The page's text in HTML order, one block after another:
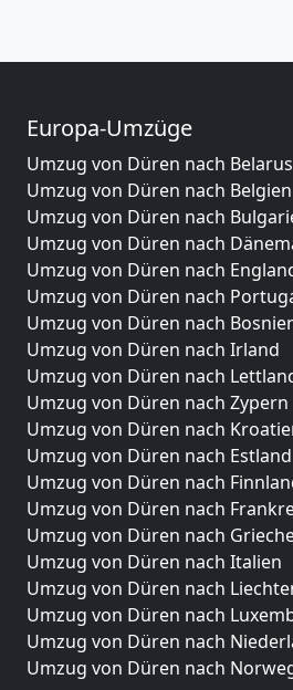
Europa-Umzüge
Umzug von Düren nach Belarus
Umzug von Düren nach Belgien
Umzug von Düren nach
Umzug von Düren nach
Umzug von Düren nach
Umzug von Düren nach
Umzug von Düren nach
Umzug von Düren nach Irland
Umzug von Düren nach
Umzug von Düren nach Zypern
Umzug von Düren nach
Umzug von Düren nach Estland
Umzug von Düren nach
Umzug von Düren nach
Umzug von Düren nach
Umzug von Düren nach Italien
Umzug von Düren nach
Umzug von Düren nach
Umzug von Düren nach
Umzug von Düren nach